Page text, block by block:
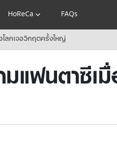
HoReCa FAQs
ลกเจอวิกฤตครั้งใหญ่
แฟนตาซีเ